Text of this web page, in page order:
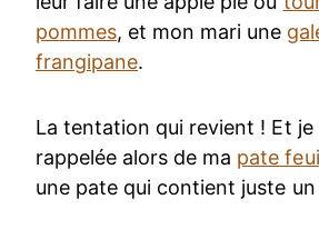
pommes, et mon mari une
frangipane.
La tentation qui revient ! Et je
rappelée alors de ma pate
une pate qui contient juste